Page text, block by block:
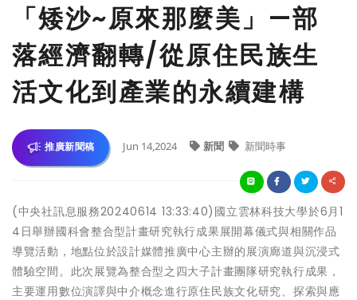
「矮沙~原來那麼美」—部
落經濟翻轉/從原住民族生
活文化到產業的永續建構
推廣新聞稿 Jun 14,2024 新聞 新聞時事
(中央社訊息服務20240614 13:33:40)國立雲林科技大學於6月1
4日舉辦國科會整合型計畫研究執行成果展開幕儀式與相關作品
導覽活動，地點位於設計媒體推廣中心主辦的展演廊道與沉浸式
體驗空間。此次展覽為整合型之四大子計畫團隊研究執行成果，
主要運用數位演譯與中介概念進行原住民族文化研究、探索與應